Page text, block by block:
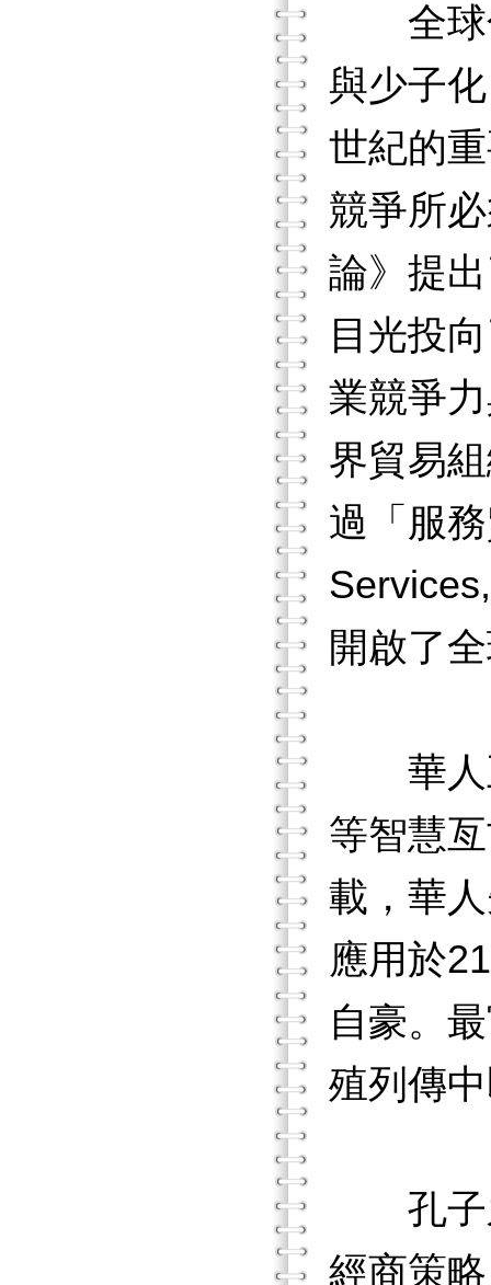
全球化
與少子
世紀的
競爭所
論》提
目光投
業競爭
界貿易
過「服
開啟了
華人五
等智慧
載，華
應用於
自豪。
殖列傳
孔子之
經商策